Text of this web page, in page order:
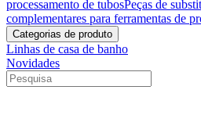
processamento de tubosPeças de
complementares para ferramentas de
Categorias de produto
Linhas de casa de banho
Novidades